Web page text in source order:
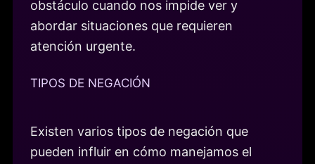
obstáculo cuando nos impide ver y
abordar situaciones que requieren
atención urgente.
TIPOS DE NEGACIÓN
Existen varios tipos de negación que
pueden influir en cómo manejamos el